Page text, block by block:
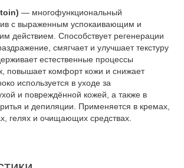
— многофункциональный
с выраженным успокаивающим и
действием. Способствует регенерации
смягчает и улучшает текстуру
естественные процессы
повышает комфорт кожи и снижает
используется в уходе за
и повреждённой кожей, а также в
и депиляции. Применяется в кремах,
гелях и очищающих средствах.